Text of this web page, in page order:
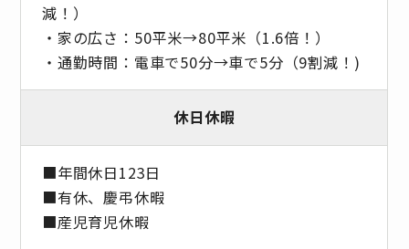
減！）
・家の広さ：50平米→80平米（1.6倍！）
・通勤時間：電車で50分→車で5分（9割減！)
休日休暇
■年間休日123日
■有休、慶弔休暇
■産児育児休暇